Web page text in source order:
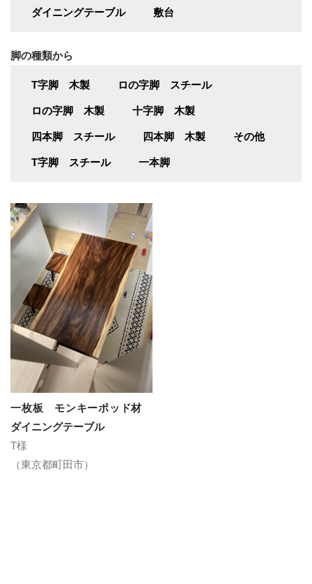
ダイニングテーブル 敷台
脚の種類から
T字脚 木製 ロの字脚 スチール
ロの字脚 木製 十字脚 木製
四本脚 スチール 四本脚 木製 その他
T字脚 スチール 一本脚
一枚板 モンキーポッド材
ダイニングテーブル
T様
（東京都町田市）